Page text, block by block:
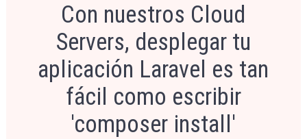
Con nuestros Cloud
Servers, desplegar tu
aplicación Laravel es tan
fácil como escribir
'composer install'